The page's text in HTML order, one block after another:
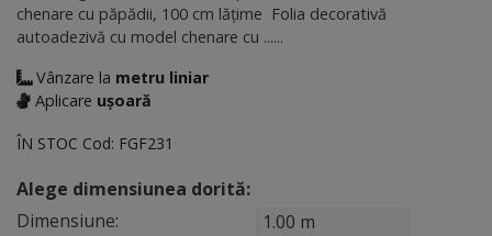
chenare cu păpădii, 100 cm lățime Folia decorativă
autoadezivă cu model chenare cu ......
Vânzare la metru liniar
Aplicare ușoară
ÎN STOC Cod: FGF231
Alege dimensiunea dorită:
Dimensiune:
1.00 m